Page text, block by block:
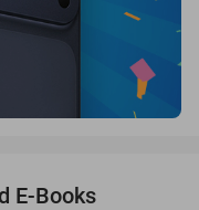
E-Books